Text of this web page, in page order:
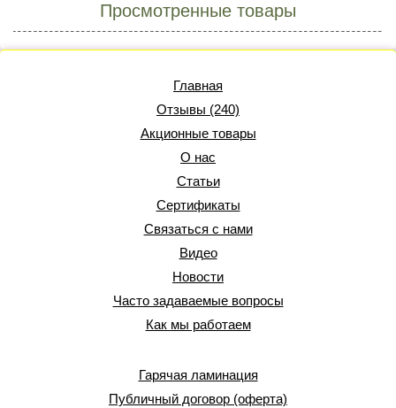
Просмотренные товары
Главная
Отзывы (240)
Акционные товары
О нас
Статьи
Сертификаты
Связаться с нами
Видео
Новости
Часто задаваемые вопросы
Как мы работаем
Гарячая ламинация
Публичный договор (оферта)